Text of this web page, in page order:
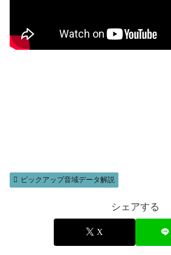
ピックアップ音域データ解説
シェアする
X